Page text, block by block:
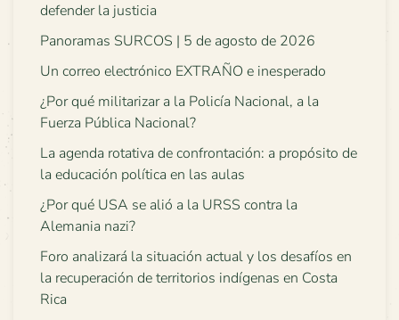
defender la justicia
Panoramas SURCOS | 5 de agosto de 2026
Un correo electrónico EXTRAÑO e inesperado
¿Por qué militarizar a la Policía Nacional, a la
Fuerza Pública Nacional?
La agenda rotativa de confrontación: a propósito de
la educación política en las aulas
¿Por qué USA se alió a la URSS contra la
Alemania nazi?
Foro analizará la situación actual y los desafíos en
la recuperación de territorios indígenas en Costa
Rica